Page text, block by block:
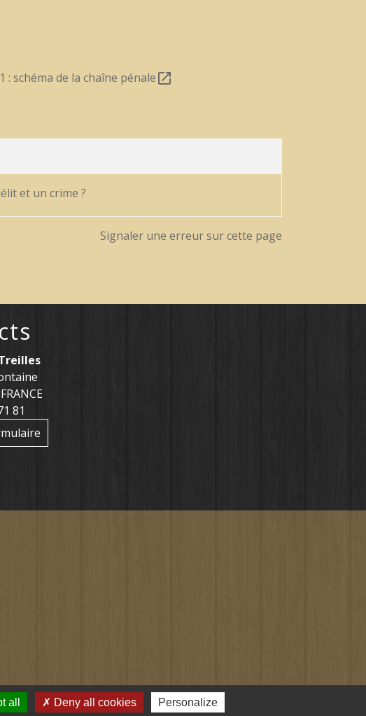
schéma de la chaîne pénaleopen_in_new
et un crime ?
Signaler une erreur sur cette page
81
all Deny all cookies Personalize